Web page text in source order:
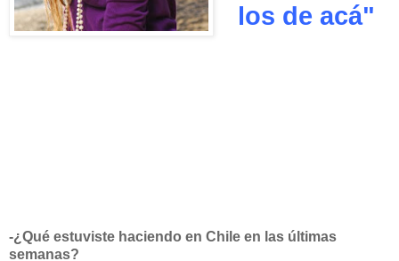
los de acá"
-¿Qué estuviste haciendo en Chile en las últimas
semanas?